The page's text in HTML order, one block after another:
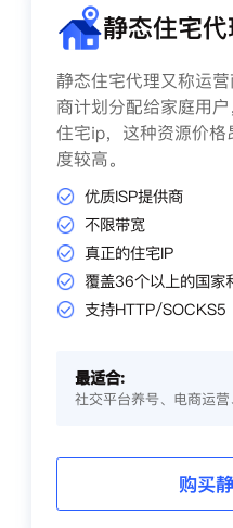
静态住宅
静态住宅代理又称运
商计划分配给家庭用
住宅ip，这种资源价
度较高。
优质ISP提供商
不限带宽
真正的住宅IP
覆盖36个以上的国家
支持HTTP/SOCKS5
最适合:
社交平台养号、电商运
购买